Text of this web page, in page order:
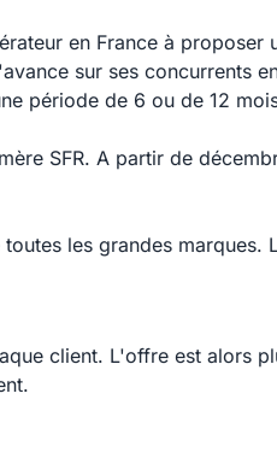
en France à proposer
sur ses concurrents
période de 6 ou de 12
SFR. A partir de
les grandes marques.
client. L'offre est alors